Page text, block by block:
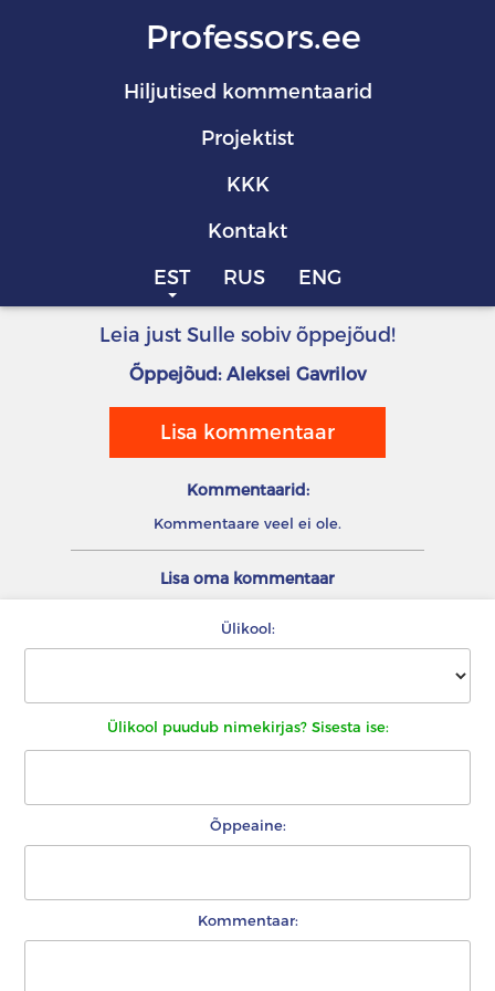
Professors.ee
Hiljutised kommentaarid
Projektist
KKK
Kontakt
EST
RUS ENG
Leia just Sulle sobiv õppejõud!
Õppejõud: Aleksei Gavrilov
Lisa kommentaar
Kommentaarid:
Kommentaare veel ei ole.
Lisa oma kommentaar
Ülikool:
Ülikool puudub nimekirjas? Sisesta ise:
Õppeaine:
Kommentaar: